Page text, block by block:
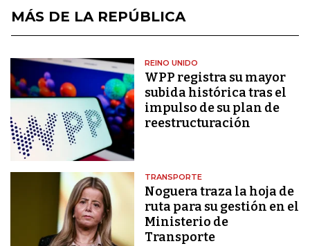
MÁS DE LA REPÚBLICA
REINO UNIDO
WPP registra su mayor
subida histórica tras el
impulso de su plan de
reestructuración
TRANSPORTE
Noguera traza la hoja de
ruta para su gestión en el
Ministerio de
Transporte